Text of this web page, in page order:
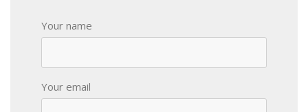
Your name
Your email